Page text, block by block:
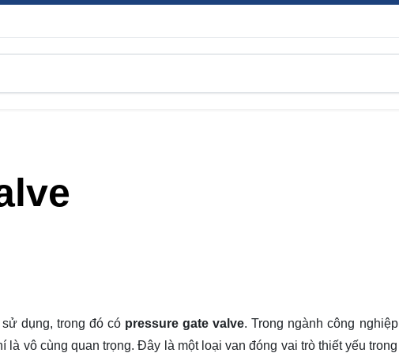
dụng, trong đó có pressure gate valve. Trong ngành công nghiệp
là vô cùng quan trọng. Đây là một loại van đóng vai trò thiết yếu trong